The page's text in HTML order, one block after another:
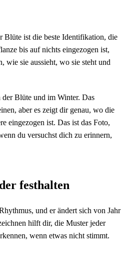
Blüte ist die beste Identifikation, die
bis auf nichts eingezogen ist,
wie sie aussieht, wo sie steht und
Blüte und im Winter. Das
aber es zeigt dir genau, wo die
eingezogen ist. Das ist das Foto,
du versuchst dich zu erinnern,
festhalten
und er ändert sich von Jahr
hilft dir, die Muster jeder
wenn etwas nicht stimmt.